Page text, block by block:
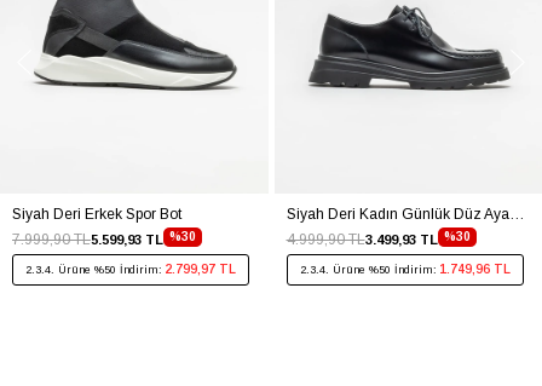
Siyah Deri Erkek Spor Bot
%30
5.599,93 TL
7.999,90 TL
2.3.4. Ürüne %50 İndirim: 2.799,97 TL
Siyah Deri Kadın Günlük Düz Ayakkabı
%30
3.499,93 TL
4.999,90 TL
2.3.4. Ürüne %50 İndirim: 1.749,96 TL